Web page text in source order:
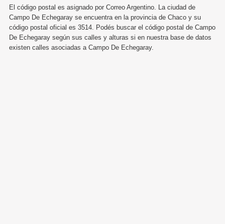
El código postal es asignado por Correo Argentino. La ciudad de
Campo De Echegaray se encuentra en la provincia de Chaco y su
código postal oficial es 3514. Podés buscar el código postal de Campo
De Echegaray según sus calles y alturas si en nuestra base de datos
existen calles asociadas a Campo De Echegaray.